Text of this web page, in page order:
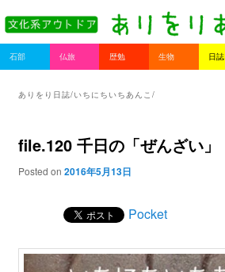
Main menu
Skip to primary content
Skip to secondary content
石部 仏旅 歴勉 生物 日誌
ありをり日誌/いちにちいちあんこ/
file.120 千日の「ぜんざい」
Posted on 2016年5月13日
Pocket